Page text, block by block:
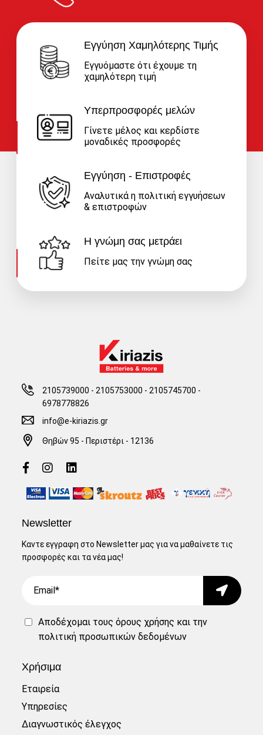
Εγγύηση Χαμηλότερης Τιμής
Εγγυόμαστε ότι έχουμε τη
χαμηλότερη τιμή
Υπερπροσφορές μελών
Γίνετε μέλος και κερδίστε
μοναδικές προσφορές
Εγγύηση - Επιστροφές
Αναλυτικά η πολιτική εγγυήσεων
& επιστροφών
Η γνώμη σας μετράει
Πείτε μας την γνώμη σας
2105739000 - 2105753000 - 2105745700 -
6978778826
info@e-kiriazis.gr
Θηβών 95 - Περιστέρι - 12136
Newsletter
Καντε εγγραφη στο Newsletter μας για να μαθαίνετε τις
προσφορές και τα νέα μας!
Submit
Αποδέχομαι τουςόρους χρήσης και την
πολιτική προσωπικών δεδομένων
Χρήσιμα
Εταιρεία
Υπηρεσίες
Διαγνωστικός έλεγχος